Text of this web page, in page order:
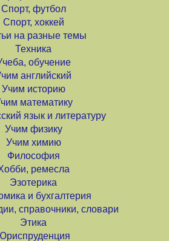
Спорт, футбол
Спорт, хоккей
на разные темы
Техника
обучение
английский
Учим историю
математику
язык и литературу
Учим физику
Учим химию
Философия
ремесла
Эзотерика
и бухгалтерия
справочники, словари
Этика